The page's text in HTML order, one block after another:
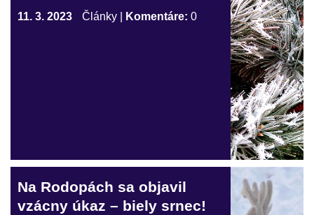
11. 3. 2023 Články Komentáre: 0
Na Rodopách sa objavil
vzácny úkaz – biely srnec!